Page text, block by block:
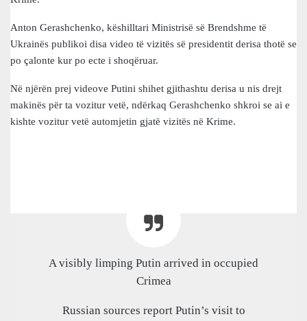
Anton Gerashchenko, këshilltari Ministrisë së Brendshme të
Ukrainës publikoi disa video të vizitës së presidentit derisa thotë se
po çalonte kur po ecte i shoqëruar.
Në njërën prej videove Putini shihet gjithashtu derisa u nis drejt
makinës për ta vozitur vetë, ndërkaq Gerashchenko shkroi se ai e
kishte vozitur vetë automjetin gjatë vizitës në Krime.
A visibly limping Putin arrived in occupied
Crimea
Russian sources report Putin’s visit to